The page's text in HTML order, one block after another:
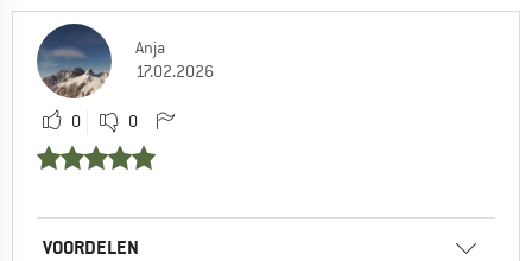
Anja
17.02.2026
0 0
VOORDELEN